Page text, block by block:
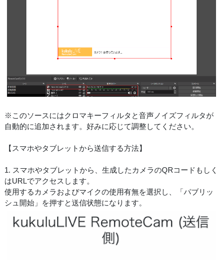
※このソースにはクロマキーフィルタと音声ノイズフィルタが
自動的に追加されます。好みに応じて調整してください。
【スマホやタブレットから送信する方法】
1. スマホやタブレットから、生成したカメラのQRコードもしく
はURLでアクセスします。
使用するカメラおよびマイクの使用有無を選択し、「パブリッ
シュ開始」を押すと送信状態になります。